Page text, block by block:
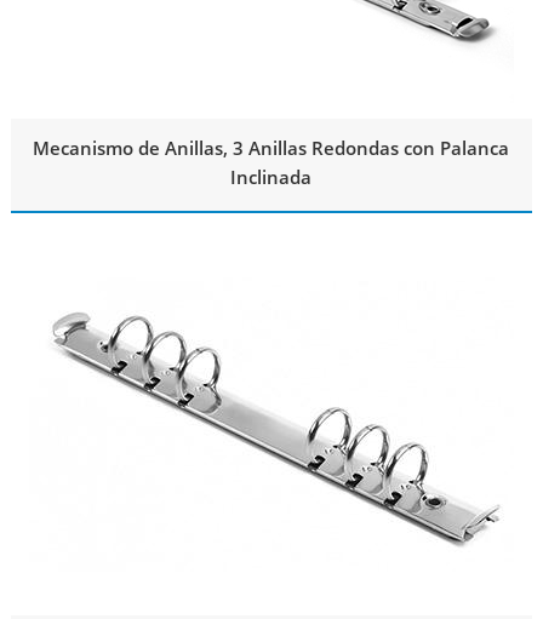
Mecanismo de Anillas, 3 Anillas Redondas con Palanca
Inclinada